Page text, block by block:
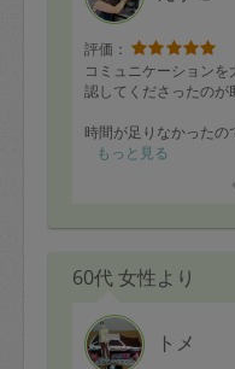
評価：
コミュニケーション
認してくださったのが
時間が足りなかったの
ています。
もっと見る
60代 女性より
トメ